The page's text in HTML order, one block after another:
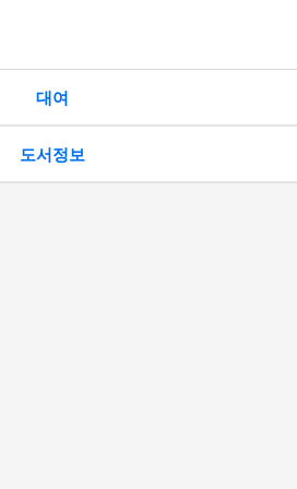
대여
도서정보